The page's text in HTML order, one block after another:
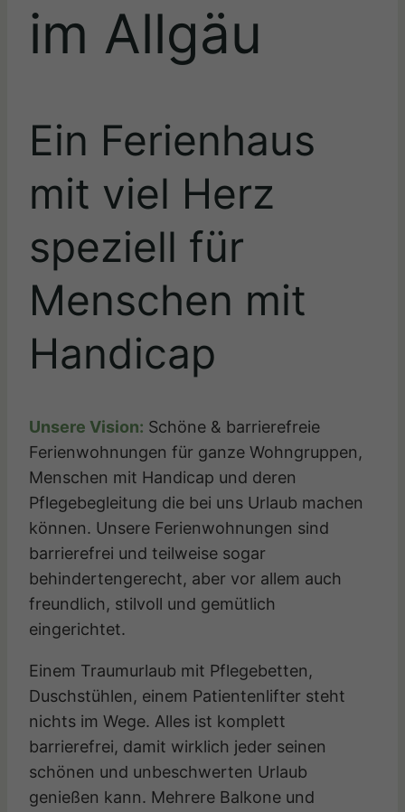
im Allgäu
Ein Ferienhaus
mit viel Herz
speziell für
Menschen mit
Handicap
Unsere Vision: Schöne & barrierefreie
Ferienwohnungen für ganze Wohngruppen,
Menschen mit Handicap und deren
Pflegebegleitung die bei uns Urlaub machen
können. Unsere Ferienwohnungen sind
barrierefrei und teilweise sogar
behindertengerecht, aber vor allem auch
freundlich, stilvoll und gemütlich
eingerichtet.
Einem Traumurlaub mit Pflegebetten,
Duschstühlen, einem Patientenlifter steht
nichts im Wege. Alles ist komplett
barrierefrei, damit wirklich jeder seinen
schönen und unbeschwerten Urlaub
genießen kann. Mehrere Balkone und